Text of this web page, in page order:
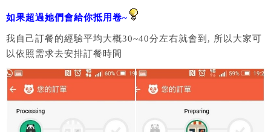
如果超過她們會給你抵用卷~
我自己訂餐的經驗平均大概30~40分左右就會到, 所以大家可
以依照需求去安排訂餐時間